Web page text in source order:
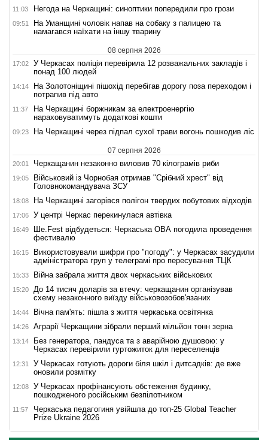
11:03 Негода на Черкащині: синоптики попередили про грози
09:51
На Уманщині чоловік напав на собаку з палицею та
намагався наїхати на іншу тварину
08 серпня 2026
17:02
У Черкасах поліція перевірила 12 розважальних закладів і
понад 100 людей
14:14
На Золотоніщині пішохід перебігав дорогу поза переходом і
потрапив під авто
11:37
На Черкащині боржникам за електроенергію
нараховуватимуть додаткові кошти
09:23 На Черкащині через підпал сухої трави вогонь пошкодив ліс
07 серпня 2026
20:01 Черкащанин незаконно виловив 70 кілограмів риби
19:05
Військовий із Чорнобая отримав "Срібний хрест" від
Головнокомандувача ЗСУ
18:08 На Черкащині загорівся полігон твердих побутових відходів
17:06 У центрі Черкас перекинулася автівка
16:49
Ше.Fest відбудеться: Черкаська ОВА погодила проведення
фестивалю
16:15
Використовували шифри про "погоду": у Черкасах засудили
адміністратора груп у телеграмі про пересування ТЦК
15:33 Війна забрала життя двох черкаських військових
15:20
До 14 тисяч доларів за втечу: черкащанин організував
схему незаконного виїзду військовозобов'язаних
14:44 Вічна пам'ять: пішла з життя черкаська освітянка
14:26 Аграрії Черкащини зібрали перший мільйон тонн зерна
13:14
Без генератора, пандуса та з аварійною душовою: у
Черкасах перевірили гуртожиток для переселенців
12:31
У Черкасах готують дороги біля шкіл і дитсадків: де вже
оновили розмітку
12:08
У Черкасах профінансують обстеження будинку,
пошкодженого російським безпілотником
11:57
Черкаська педагогиня увійшла до топ-25 Global Teacher
Prize Ukraine 2026